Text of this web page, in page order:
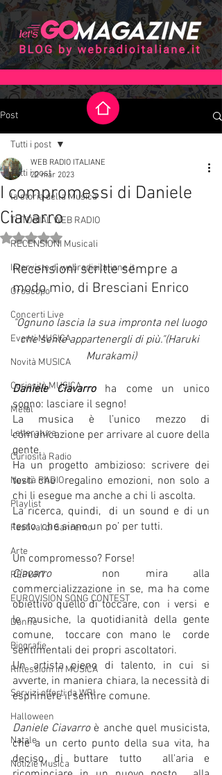
Post
Tutti i post
la storia della Musica
TUTORIAL WEB RADIO
RECENSIONI Musicali
Interviste di webradioitaliane.it
Oroscopo
Concerti Live
Eventi MUSICA
Novità MUSICA
Curiosità MUSICA
Metal
Letteratura
Curiosità Radio
Novità RADIO
Playlist
Festival di Sanremo
Arte
REPORT
EUROVISION SONG CONTEST
Donne
Biografie
Riflessioni in MUSICA
Servizi offerti da WRI
Halloween
Natale
Notizie Musica
Tutti i post
I compromessi di Daniele
Ciavarro
WEB RADIO ITALIANE
22 mar 2023
Valutazione NaN stelle su 5.
Recensioni scritte sempre a
modo mio, di Bresciani Enrico
"Ognuno lascia la sua impronta nel luogo
che sente appartenergli di più."(Haruki
Murakami)
Daniele Ciavarro ha come un unico
sogno: lasciare il segno!
La musica è l’unico mezzo di
comunicazione per arrivare al cuore della
gente.
Ha un progetto ambizioso: scrivere dei
testi che  regalino emozioni, non solo a
chi li esegue ma anche a chi li ascolta.
La ricerca, quindi,  di un sound e di un
testo  che siano un po’ per tutti.
Un compromesso? Forse!
Ciavarro
non mira alla
commercializzazione in se, ma ha come
obiettivo quello di toccare, con  i versi  e
le musiche, la quotidianità della gente
comune,  toccare con mano le  corde
sentimentali dei propri ascoltatori.
Un artista pieno di talento, in cui si
avverte, in maniera chiara, la necessità di
esprimere il sentire comune.
Daniele Ciavarro è anche quel musicista,
che a un certo punto della sua vita, ha
deciso di buttare tutto  all'aria e